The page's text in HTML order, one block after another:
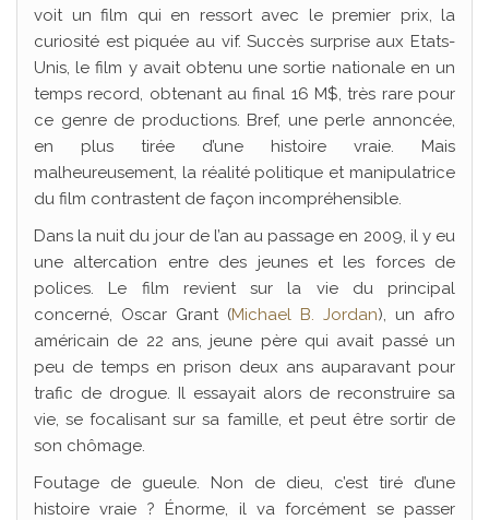
voit un film qui en ressort avec le premier prix, la
curiosité est piquée au vif. Succès surprise aux Etats-
Unis, le film y avait obtenu une sortie nationale en un
temps record, obtenant au final 16 M$, très rare pour
ce genre de productions. Bref, une perle annoncée,
en plus tirée d’une histoire vraie. Mais
malheureusement, la réalité politique et manipulatrice
du film contrastent de façon incompréhensible.
Dans la nuit du jour de l’an au passage en 2009, il y eu
une altercation entre des jeunes et les forces de
polices. Le film revient sur la vie du principal
concerné, Oscar Grant (Michael B. Jordan), un afro
américain de 22 ans, jeune père qui avait passé un
peu de temps en prison deux ans auparavant pour
trafic de drogue. Il essayait alors de reconstruire sa
vie, se focalisant sur sa famille, et peut être sortir de
son chômage.
Foutage de gueule. Non de dieu, c’est tiré d’une
histoire vraie ? Énorme, il va forcément se passer